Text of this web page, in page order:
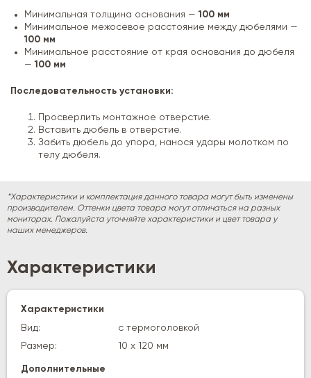
Минимальная толщина основания —100 мм
Минимальное межосевое расстояние между дюбелями —
100 мм
Минимальное расстояние от края основания до дюбеля
—100 мм
Последовательность установки:
Просверлить монтажное отверстие.
Вставить дюбель в отверстие.
Забить дюбель до упора, нанося удары молотком по
телу дюбеля.
*Характеристики и комплектация данного товара могут быть изменены
производителем. Оттенки цвета товара могут отличаться на разных
мониторах. Пожалуйста уточняйте характеристики и цвет товара у
наших менеджеров.
Характеристики
Характеристики
Вид:
с термоголовкой
Размер:
10 х 120 мм
Дополнительные